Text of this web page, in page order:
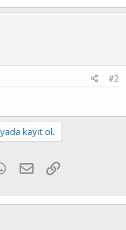
#2
kayıt ol.
WhatsApp
E-posta